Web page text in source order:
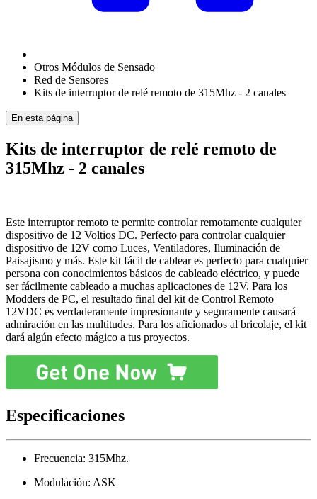
Otros Módulos de Sensado
Red de Sensores
Kits de interruptor de relé remoto de 315Mhz - 2 canales
En esta página
Kits de interruptor de relé remoto de
315Mhz - 2 canales
Este interruptor remoto te permite controlar remotamente cualquier
dispositivo de 12 Voltios DC. Perfecto para controlar cualquier
dispositivo de 12V como Luces, Ventiladores, Iluminación de
Paisajismo y más. Este kit fácil de cablear es perfecto para cualquier
persona con conocimientos básicos de cableado eléctrico, y puede
ser fácilmente cableado a muchas aplicaciones de 12V. Para los
Modders de PC, el resultado final del kit de Control Remoto
12VDC es verdaderamente impresionante y seguramente causará
admiración en las multitudes. Para los aficionados al bricolaje, el kit
dará algún efecto mágico a tus proyectos.
Especificaciones
Frecuencia: 315Mhz.
Modulación: ASK